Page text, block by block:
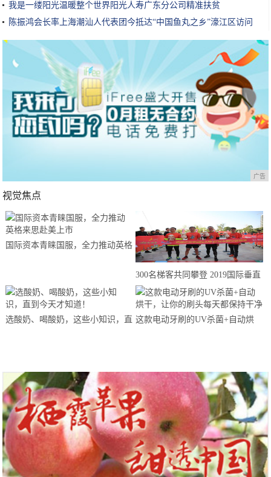
我是一缕阳光温暖整个世界阳光人寿广东分公司精准扶贫
陈振鸿会长率上海潮汕人代表团今抵达“中国鱼丸之乡”濠江区访问
广告
视觉焦点
国际资本青睐国服，全力推动英格
300名梯客共同攀登 2019国际垂直
马拉松超级精英赛顺德海骏达中心
站欢乐开跑
选酸奶、喝酸奶，这些小知识，直 这款电动牙刷的UV杀菌+自动烘